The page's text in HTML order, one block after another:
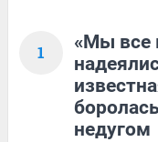
1
«Мы все
недугом